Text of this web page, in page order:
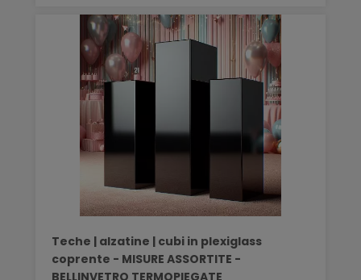
Teche | alzatine | cubi in plexiglass
coprente - MISURE ASSORTITE -